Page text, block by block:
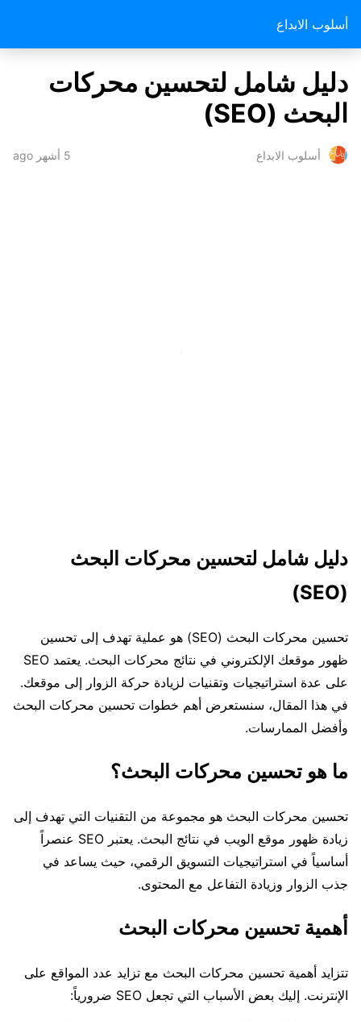
أسلوب الابداع
دليل شامل لتحسين محركات
البحث (SEO)
أسلوب الابداع 5 أشهر ago
دليل شامل لتحسين محركات البحث
(SEO)
تحسين محركات البحث (SEO) هو عملية تهدف إلى تحسين
ظهور موقعك الإلكتروني في نتائج محركات البحث. يعتمد SEO
على عدة استراتيجيات وتقنيات لزيادة حركة الزوار إلى موقعك.
في هذا المقال، سنستعرض أهم خطوات تحسين محركات البحث
وأفضل الممارسات.
ما هو تحسين محركات البحث؟
تحسين محركات البحث هو مجموعة من التقنيات التي تهدف إلى
زيادة ظهور موقع الويب في نتائج البحث. يعتبر SEO عنصراً
أساسياً في استراتيجيات التسويق الرقمي، حيث يساعد في
جذب الزوار وزيادة التفاعل مع المحتوى.
أهمية تحسين محركات البحث
تتزايد أهمية تحسين محركات البحث مع تزايد عدد المواقع على
الإنترنت. إليك بعض الأسباب التي تجعل SEO ضرورياً: